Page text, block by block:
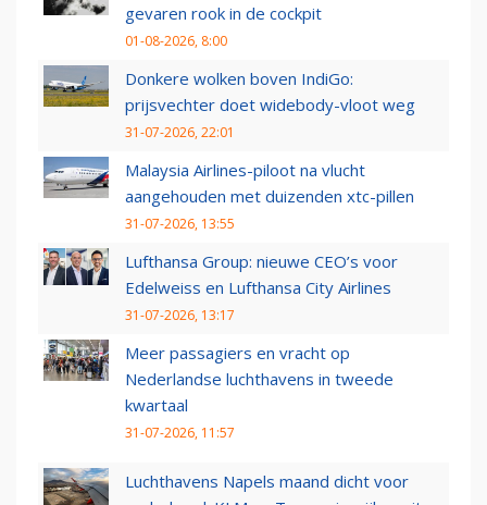
gevaren rook in de cockpit
01-08-2026, 8:00
Donkere wolken boven IndiGo:
prijsvechter doet widebody-vloot weg
31-07-2026, 22:01
Malaysia Airlines-piloot na vlucht
aangehouden met duizenden xtc-pillen
31-07-2026, 13:55
Lufthansa Group: nieuwe CEO’s voor
Edelweiss en Lufthansa City Airlines
31-07-2026, 13:17
Meer passagiers en vracht op
Nederlandse luchthavens in tweede
kwartaal
31-07-2026, 11:57
Luchthavens Napels maand dicht voor